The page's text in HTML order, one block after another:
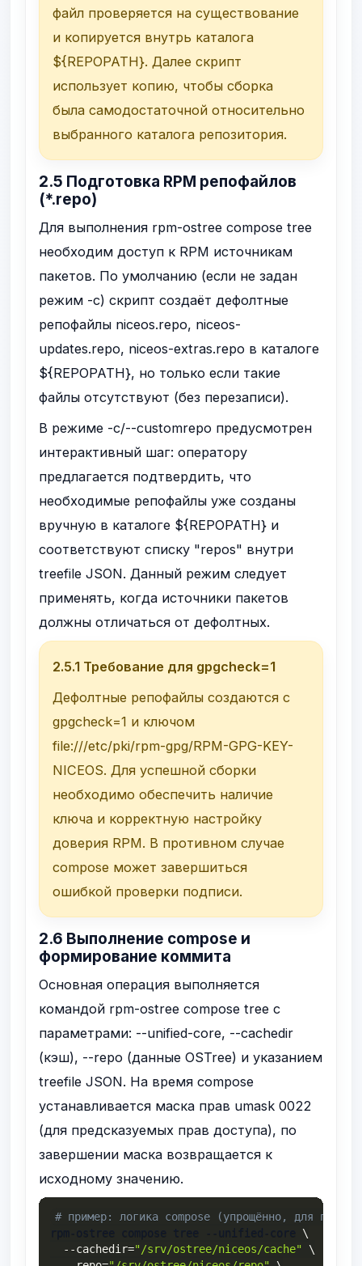
файл проверяется на существование
и копируется внутрь каталога
${REPOPATH}. Далее скрипт
использует копию, чтобы сборка
была самодостаточной относительно
выбранного каталога репозитория.
2.5 Подготовка RPM репофайлов
(*.repo)
Для выполнения rpm-ostree compose tree
необходим доступ к RPM источникам
пакетов. По умолчанию (если не задан
режим -c) скрипт создаёт дефолтные
репофайлы niceos.repo, niceos-
updates.repo, niceos-extras.repo в каталоге
${REPOPATH}, но только если такие
файлы отсутствуют (без перезаписи).
В режиме -c/--customrepo предусмотрен
интерактивный шаг: оператору
предлагается подтвердить, что
необходимые репофайлы уже созданы
вручную в каталоге ${REPOPATH} и
соответствуют списку "repos" внутри
treefile JSON. Данный режим следует
применять, когда источники пакетов
должны отличаться от дефолтных.
2.5.1 Требование для gpgcheck=1
Дефолтные репофайлы создаются с
gpgcheck=1 и ключом
file:///etc/pki/rpm-gpg/RPM-GPG-KEY-
NICEOS. Для успешной сборки
необходимо обеспечить наличие
ключа и корректную настройку
доверия RPM. В противном случае
compose может завершиться
ошибкой проверки подписи.
2.6 Выполнение compose и
формирование коммита
Основная операция выполняется
командой rpm-ostree compose tree с
параметрами: --unified-core, --cachedir
(кэш), --repo (данные OSTree) и указанием
treefile JSON. На время compose
устанавливается маска прав umask 0022
(для предсказуемых прав доступа), по
завершении маска возвращается к
исходному значению.
# пример: логика compose (упрощённо, для
\
--cachedir="/srv/ostree/niceos/cache"
\